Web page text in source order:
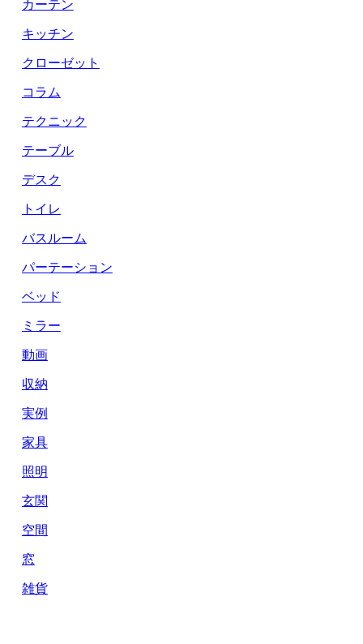
カーテン
キッチン
クローゼット
コラム
テクニック
テーブル
デスク
トイレ
バスルーム
パーテーション
ベッド
ミラー
動画
収納
実例
家具
照明
玄関
空間
窓
雑貨